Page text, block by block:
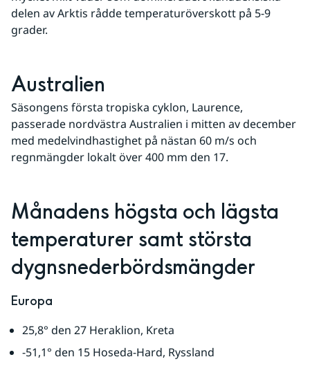
delen av Arktis rådde temperaturöverskott på 5-9
grader.
Australien
Säsongens första tropiska cyklon, Laurence,
passerade nordvästra Australien i mitten av december
med medelvindhastighet på nästan 60 m/s och
regnmängder lokalt över 400 mm den 17.
Månadens högsta och lägsta
temperaturer samt största
dygnsnederbördsmängder
Europa
25,8° den 27 Heraklion, Kreta
-51,1° den 15 Hoseda-Hard, Ryssland